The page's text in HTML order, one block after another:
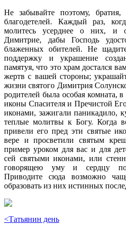
Не забывайте поэтому,
благодетелей. Каждый раз,
молитесь усерднее о них, и
Димитрие, дабы Господь
блаженных обителей. Не
поддержку и украшение
памятуя, что это храм достался
жертв с вашей стороны;
жизни святого Димитрия
родителей была особая комната,
иконы Спасителя и Пречистой
иконами, зажигали паникадило,
теплые молитвы к Богу. Когда
привели его пред эти святые
вере и просветили святым
пример уроком для вас и для
сей святыми иконами, или
говорящею уму и сердцу
Приводите сюда возможно
образовать из них истинных
<Татьянин день